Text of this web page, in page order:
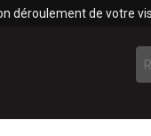
déroulement de votre